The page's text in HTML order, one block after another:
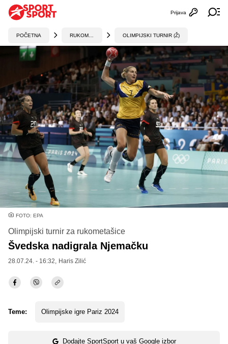
Otvori
Prijava
POČETNA OLIMPIJSKI TURNIR (Ž)
FOTO: EPA
Olimpijski turnir za rukometašice
Švedska nadigrala Njemačku
28.07.24. - 16:32, Haris Zilić
Teme: Olimpijske igre Pariz 2024
Dodajte SportSport u vaš Google izbor